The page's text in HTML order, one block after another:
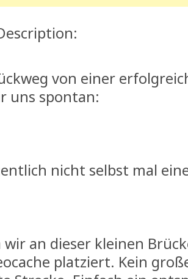
von einer
uns spontan:
nicht selbst mal
wir an dieser kleinen
platziert. Kein